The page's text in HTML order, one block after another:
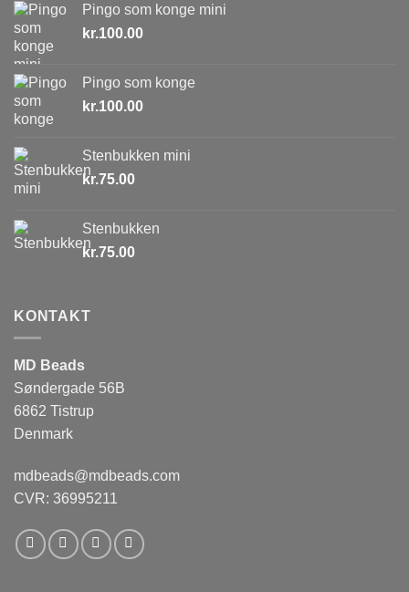
Pingo som konge mini
kr.100.00
Pingo som konge
kr.100.00
Stenbukken mini
kr.75.00
Stenbukken
kr.75.00
KONTAKT
MD Beads
Søndergade 56B
6862 Tistrup
Denmark
mdbeads@mdbeads.com
CVR: 36995211